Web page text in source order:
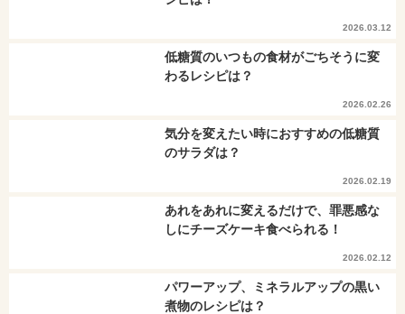
2026.03.12
低糖質のいつもの食材がごちそうに変
わるレシピは？
2026.02.26
気分を変えたい時におすすめの低糖質
のサラダは？
2026.02.19
あれをあれに変えるだけで、罪悪感な
しにチーズケーキ食べられる！
2026.02.12
パワーアップ、ミネラルアップの黒い
煮物のレシピは？